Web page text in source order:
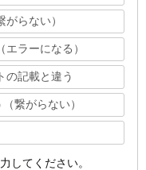
らない）
ラーになる）
の記載と違う
繋がらない）
してください。